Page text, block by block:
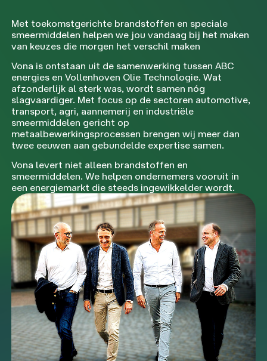
Met toekomstgerichte brandstoffen en speciale
smeermiddelen helpen we jou vandaag bij het maken
van keuzes die morgen het verschil maken
Vona is ontstaan uit de samenwerking tussen ABC
energies en Vollenhoven Olie Technologie. Wat
afzonderlijk al sterk was, wordt samen nóg
slagvaardiger. Met focus op de sectoren automotive,
transport, agri, aannemerij en industriële
smeermiddelen gericht op
metaalbewerkingsprocessen brengen wij meer dan
twee eeuwen aan gebundelde expertise samen.
Vona levert niet alleen brandstoffen en
smeermiddelen. We helpen ondernemers vooruit in
een energiemarkt die steeds ingewikkelder wordt.